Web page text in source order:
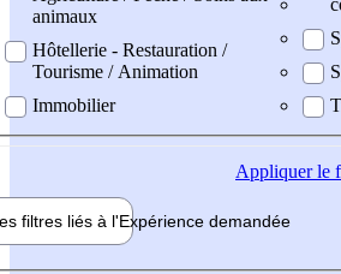
animaux
Hôtellerie - Restauration /
Tourisme / Animation
Immobilier
Appliquerle
filtres liés à l'Expérience demandée